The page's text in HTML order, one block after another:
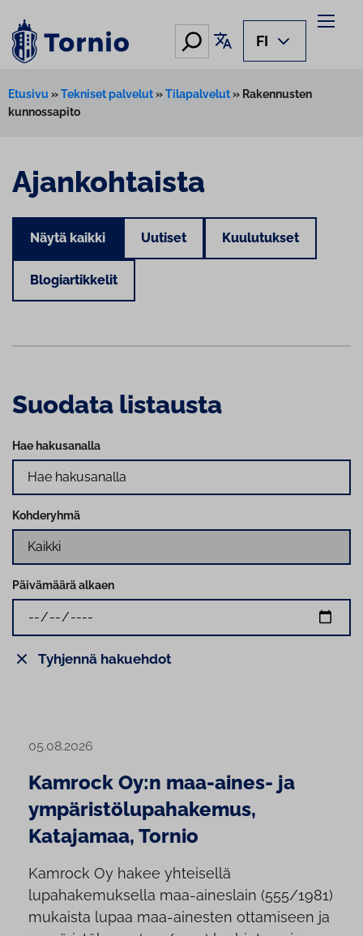
Hae Käännä sivu
FI
Etusivu »Tekniset palvelut»Tilapalvelut» Rakennusten
kunnossapito
Ajankohtaista
Näytä kaikki Uutiset Kuulutukset
Blogiartikkelit
05.08.2026
Kamrock Oy:n maa-aines- ja
ympäristölupahakemus,
Katajamaa, Tornio
Kamrock Oy hakee yhteisellä
lupahakemuksella maa-aineslain (555/1981)
mukaista lupaa maa-ainesten ottamiseen ja
Suodata listausta
Hae hakusanalla
Kohderyhmä
Päivämäärä alkaen
Tyhjennä hakuehdot